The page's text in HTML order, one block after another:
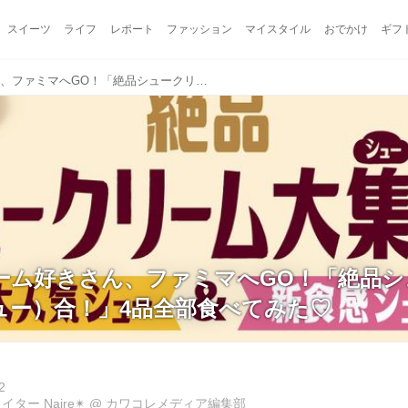
スイーツ ライフ レポート ファッション マイスタイル おでかけ ギフ
シュークリーム好きさん、ファミマへGO！「絶品シュークリーム大集（シュー）合！」4品全部食べてみた♡
ム好きさん、ファミマへGO！「絶品
ー）合！」4品全部食べてみた♡
ター Naire✴︎ @ カワコレメディア編集部